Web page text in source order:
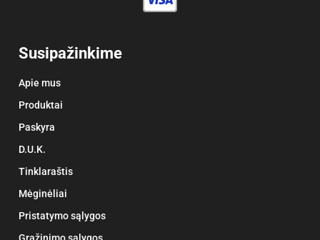
Susipažinkime
Apie mus
Produktai
Paskyra
D.U.K.
Tinklaraštis
Mėginėliai
Pristatymo sąlygos